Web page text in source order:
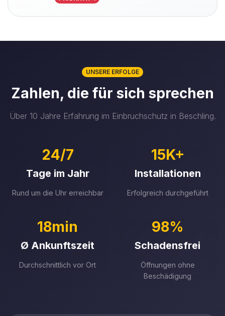
UNSERE ERFOLGE
Zahlen, die für sich sprechen
Über 10 Jahre Erfahrung im Einbruchschutz in Beschling.
24/7
Tage im Jahr
Rund um die Uhr erreichbar
15K+
Installationen
Erfolgreich durchgeführt
18min
Ø Ankunftszeit
Durchschnittlich vor Ort
98%
Schadensfrei
Öffnungen ohne
Beschädigung